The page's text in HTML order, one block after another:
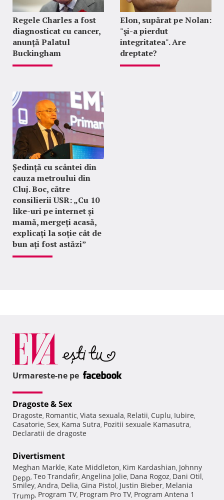
Regele Charles a fost
diagnosticat cu cancer,
anunță Palatul
Buckingham
Elon, supărat pe Nolan:
"şi-a pierdut
integritatea". Are
dreptate?
Ședință cu scântei din
cauza metroului din
Cluj. Boc, către
consilierii USR: „Cu 10
like-uri pe internet și
mamă, mergeți acasă,
explicați la soție cât de
bun ați fost astăzi”
Urmareste-ne pe
Dragoste & Sex
Dragoste, Romantic, Viata sexuala, Relatii, Cuplu, Iubire,
Casatorie, Sex, Kama Sutra, Pozitii sexuale Kamasutra,
Declaratii de dragoste
Divertisment
Meghan Markle, Kate Middleton, Kim Kardashian, Johnny
Depp, Teo Trandafir, Angelina Jolie, Dana Rogoz, Dani Otil,
Smiley, Andra, Delia, Gina Pistol, Justin Bieber, Melania
Trump, Program TV, Program Pro TV, Program Antena 1